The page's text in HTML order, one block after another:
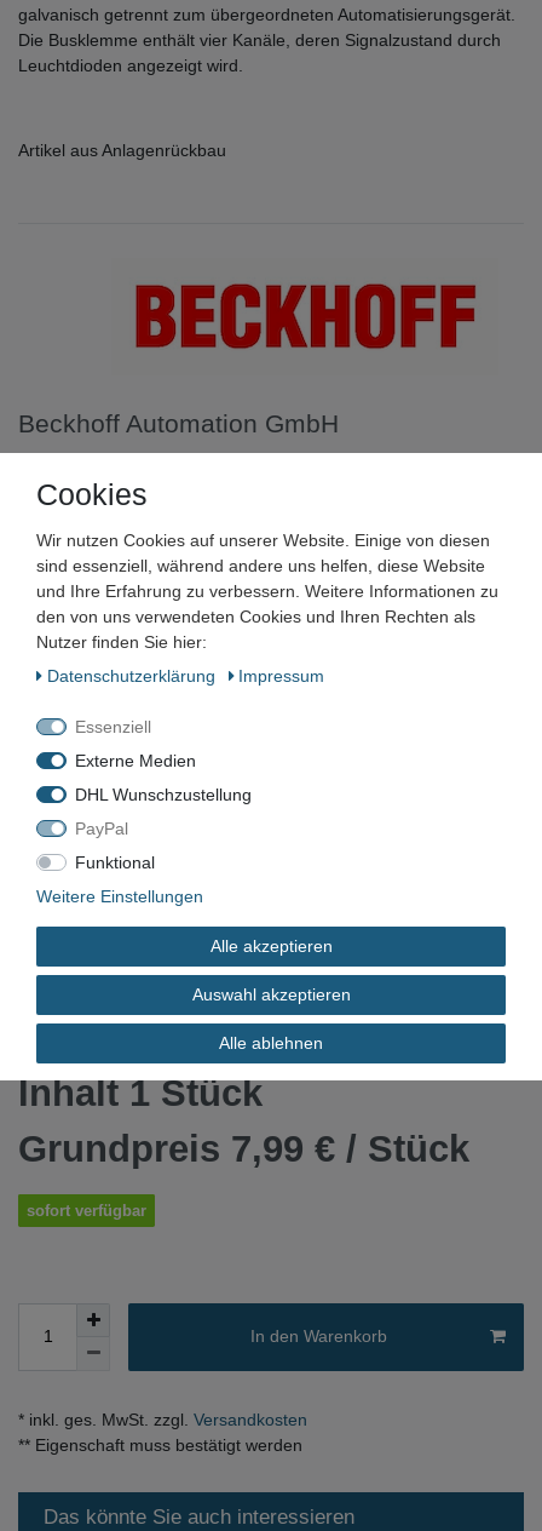
galvanisch getrennt zum übergeordneten Automatisierungsgerät.
Die Busklemme enthält vier Kanäle, deren Signalzustand durch
Leuchtdioden angezeigt wird.
Artikel aus Anlagenrückbau
Beckhoff Automation GmbH
Beckhoff 4 Kanal Digital
Eingangsklemme 24 V DC
KL1104
Artikelnummer:
Gebraucht
7,99 EUR*
Inhalt1Stück
Grundpreis 7,99 € / Stück
sofort verfügbar
In den Warenkorb
* inkl. ges. MwSt. zzgl. Versandkosten
** Eigenschaft muss bestätigt werden
Das könnte Sie auch interessieren
Cookies
Wir nutzen Cookies auf unserer Website. Einige von diesen
sind essenziell, während andere uns helfen, diese Website
und Ihre Erfahrung zu verbessern. Weitere Informationen zu
den von uns verwendeten Cookies und Ihren Rechten als
Nutzer finden Sie hier:
Daten­schutz­erklärung
Impressum
Essenziell
Externe Medien
DHL Wunschzustellung
PayPal
Funktional
Weitere Einstellungen
Alle akzeptieren
Auswahl akzeptieren
Alle ablehnen